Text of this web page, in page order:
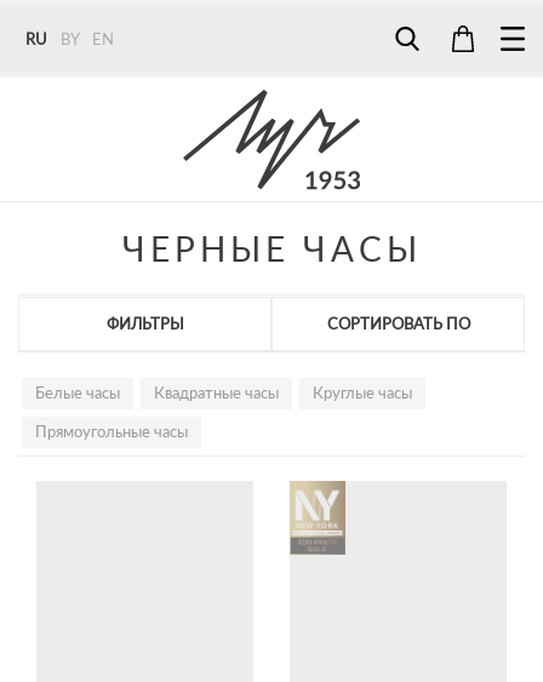
RU BY EN
+375 (29) 272 51 56
ЧЕРНЫЕ ЧАСЫ
ФИЛЬТРЫ СОРТИРОВАТЬ ПО
Белые часы Квадратные часы
Круглые часы
Прямоугольные часы